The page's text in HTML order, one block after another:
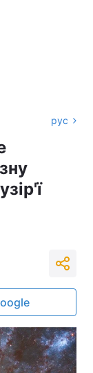
рус